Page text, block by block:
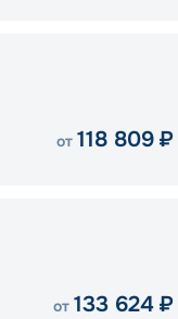
от 118 809 ₽
от 133 624 ₽